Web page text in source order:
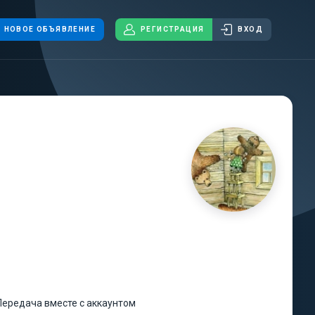
НОВОЕ ОБЪЯВЛЕНИЕ РЕГИСТРАЦИЯ ВХОД
вместе с аккаунтом